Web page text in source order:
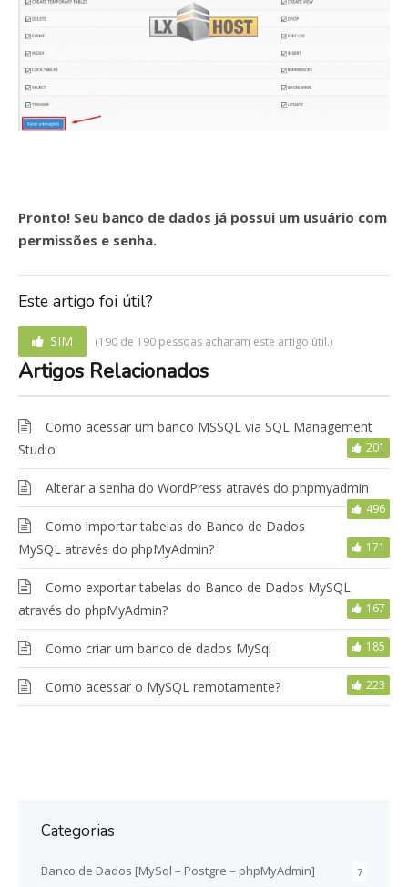
Pronto! Seu banco de dados já possui um usuário com
permissões e senha.
Este artigo foi útil?
SIM (190 de 190 pessoas acharam este artigo útil.)
Artigos Relacionados
Como acessar um banco MSSQL via SQL Management
Studio
201
Alterar a senha do WordPress através do phpmyadmin
496
Como importar tabelas do Banco de Dados
MySQL através do phpMyAdmin?
171
Como exportar tabelas do Banco de Dados MySQL
através do phpMyAdmin?
167
Como criar um banco de dados MySql 185
Como acessar o MySQL remotamente? 223
Categorias
7
Banco de Dados [MySql – Postgre – phpMyAdmin]